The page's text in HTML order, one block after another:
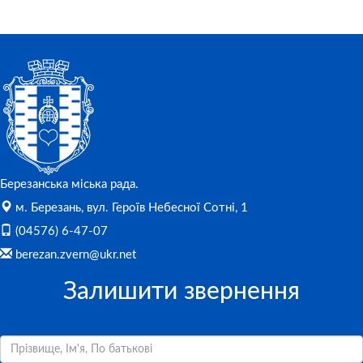
Березанська міська рада.
м. Березань, вул. Героїв Небесної Сотні, 1
(04576) 6-47-07
berezan.zvern@ukr.net
Залишити звернення